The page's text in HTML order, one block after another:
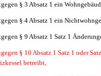
§ 3 Absatz 1 ein
§ 4 Absatz 1 ein
§ 9 Absatz 1 Satz 1
§ 10 Absatz 1 Satz 1 oder
betreibt,